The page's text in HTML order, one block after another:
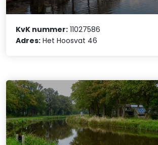
KvK nummer: 11027586
Adres: Het Hoosvat 46